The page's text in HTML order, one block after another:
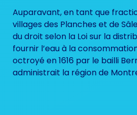
Auparavant, en tant que
villages des Planches et de
du droit selon la Loi sur la
fournir l’eau à la
octroyé en 1616 par le bailli
administrait la région de